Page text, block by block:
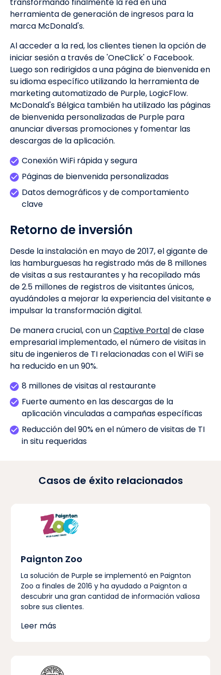
herramienta de generación de ingresos para la
marca McDonald's.
Al acceder a la red, los clientes tienen la opción de
iniciar sesión a través de 'OneClick' o Facebook.
Luego son redirigidos a una página de bienvenida en
su idioma específico utilizando la herramienta de
marketing automatizado de Purple, LogicFlow.
McDonald's Bélgica también ha utilizado las páginas
de bienvenida personalizadas de Purple para
anunciar diversas promociones y fomentar las
descargas de la aplicación.
Conexión WiFi rápida y segura
Páginas de bienvenida personalizadas
Datos demográficos y de comportamiento
clave
Retorno de inversión
Desde la instalación en mayo de 2017, el gigante de
las hamburguesas ha registrado más de 8 millones
de visitas a sus restaurantes y ha recopilado más
de 2.5 millones de registros de visitantes únicos,
ayudándoles a mejorar la experiencia del visitante e
impulsar la transformación digital.
De manera crucial, con unCaptive Portalde clase
empresarial implementado, el número de visitas in
situ de ingenieros de TI relacionadas con el WiFi se
ha reducido en un 90%.
8 millones de visitas al restaurante
Fuerte aumento en las descargas de la
aplicación vinculadas a campañas específicas
Reducción del 90% en el número de visitas de TI
in situ requeridas
Casos de éxito relacionados
Paignton Zoo
La solución de Purple se implementó en Paignton
Zoo a finales de 2016 y ha ayudado a Paignton a
descubrir una gran cantidad de información valiosa
sobre sus clientes.
Leer más